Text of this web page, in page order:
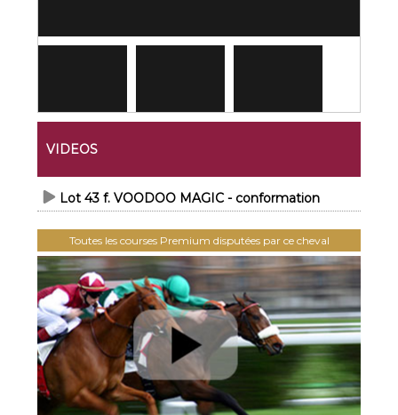
VIDEOS
Lot 43 f. VOODOO MAGIC - conformation
Toutes les courses Premium disputées par ce cheval